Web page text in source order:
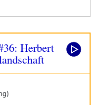
Herbert